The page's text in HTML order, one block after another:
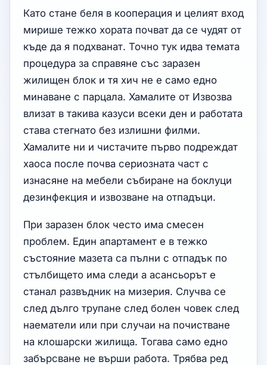
Като стане беля в кооперация и целият вход
мирише тежко хората почват да се чудят от
къде да я подхванат. Точно тук идва темата
процедура за справяне със заразен
жилищен блок и тя хич не е само едно
минаване с парцала. Хамалите от Извозва
влизат в такива казуси всеки ден и работата
става стегнато без излишни филми.
Хамалите ни и чистачите първо подреждат
хаоса после почва сериозната част с
изнасяне на мебели събиране на боклуци
дезинфекция и извозване на отпадъци.
При заразен блок често има смесен
проблем. Един апартамент е в тежко
състояние мазета са пълни с отпадък по
стълбището има следи а асансьорът е
станал развъдник на мизерия. Случва се
след дълго трупане след болен човек след
наематели или при случаи на почистване
на клошарски жилища. Тогава само едно
забърсване не върши работа. Трябва ред